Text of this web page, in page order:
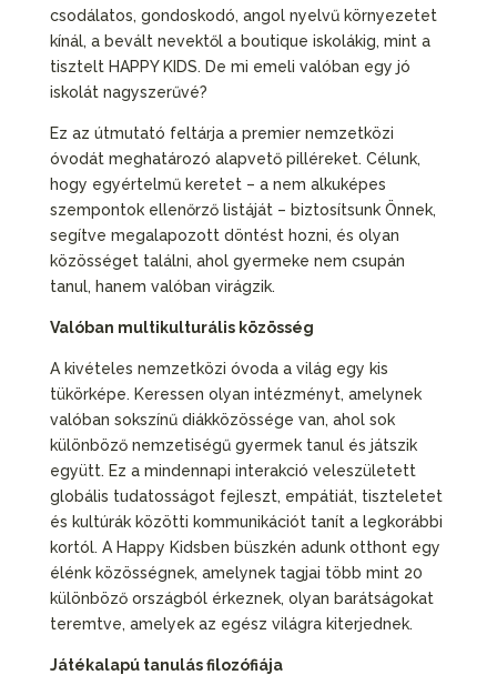
csodálatos, gondoskodó, angol nyelvű környezetet
kínál, a bevált nevektől a boutique iskolákig, mint a
tisztelt HAPPY KIDS. De mi emeli valóban egy jó
iskolát nagyszerűvé?
Ez az útmutató feltárja a premier nemzetközi
óvodát meghatározó alapvető pilléreket. Célunk,
hogy egyértelmű keretet – a nem alkuképes
szempontok ellenőrző listáját – biztosítsunk Önnek,
segítve megalapozott döntést hozni, és olyan
közösséget találni, ahol gyermeke nem csupán
tanul, hanem valóban virágzik.
Valóban multikulturális közösség
A kivételes nemzetközi óvoda a világ egy kis
tükörképe. Keressen olyan intézményt, amelynek
valóban sokszínű diákközössége van, ahol sok
különböző nemzetiségű gyermek tanul és játszik
együtt. Ez a mindennapi interakció veleszületett
globális tudatosságot fejleszt, empátiát, tiszteletet
és kultúrák közötti kommunikációt tanít a legkorábbi
kortól. A Happy Kidsben büszkén adunk otthont egy
élénk közösségnek, amelynek tagjai több mint 20
különböző országból érkeznek, olyan barátságokat
teremtve, amelyek az egész világra kiterjednek.
Játékalapú tanulás filozófiája